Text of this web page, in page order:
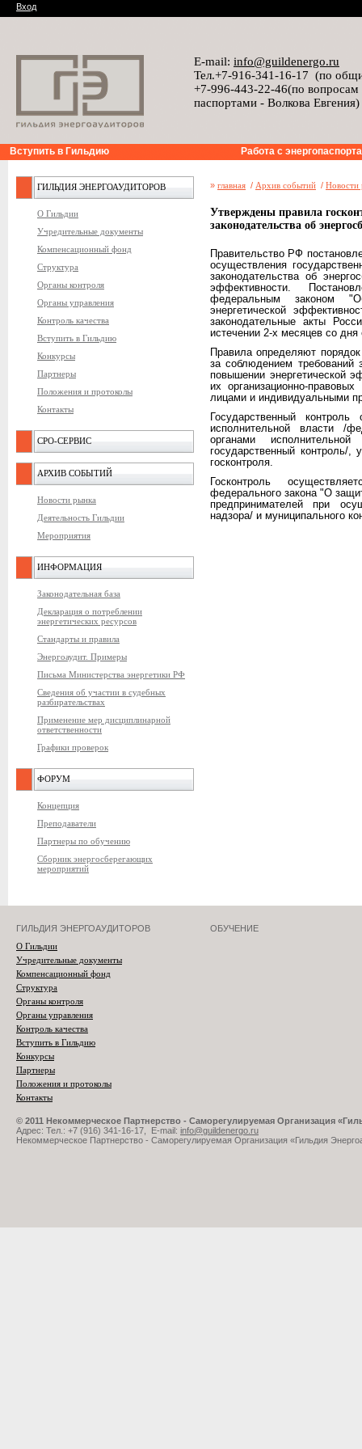
Вход
E-mail: info@guildenergo.ru
Тел.+7-916-341-16-17 (по
+7-996-443-22-46(по
паспортами - Волкова Евгения)
Вступить в Гильдию Работа с
ГИЛЬДИЯ ЭНЕРГОАУДИТОРОВ
О Гильдии
Учредительные документы
Компенсационный фонд
Структура
Органы контроля
Органы управления
Контроль качества
Вступить в Гильдию
Конкурсы
Партнеры
Положения и протоколы
Контакты
СРО-СЕРВИС
АРХИВ СОБЫТИЙ
Новости рынка
Деятельность Гильдии
Мероприятия
ИНФОРМАЦИЯ
Законодательная база
Декларация о потреблении
энергетических ресурсов
Стандарты и правила
Энергоаудит. Примеры
Письма Министерства энергетики РФ
Сведения об участии в судебных
разбирательствах
Применение мер дисциплинарной
ответственности
Графики проверок
ФОРУМ
Концепция
Преподаватели
Партнеры по обучению
Сборник энергосберегающих
мероприятий
» главная / Архив событий / Новости
Утверждены правила
законодательства об
Правительство РФ
осуществления
законодательства об
эффективности.
федеральным законом
энергетической
законодательные акты
истечении 2-х месяцев со
Правила определяют
за соблюдением требований
повышении энергетической
их организационно-
лицами и индивидуальными
Государственный
исполнительной власти /
органами
государственный контроль/,
госконтроля.
Госконтроль
федерального закона "О
предпринимателей при
надзора/ и муниципального
ГИЛЬДИЯ ЭНЕРГОАУДИТОРОВ
О Гильдии
Учредительные документы
Компенсационный фонд
Структура
Органы контроля
Органы управления
Контроль качества
Вступить в Гильдию
Конкурсы
Партнеры
Положения и протоколы
Контакты
ОБУЧЕНИЕ
© 2011 Некоммерческое Партнерство - Саморегулируемая Организация
Адрес: Тел.: +7 (916) 341-16-17, E-mail: info@guildenergo.ru
Некоммерческое Партнерство - Саморегулируемая Организация «Гильдия